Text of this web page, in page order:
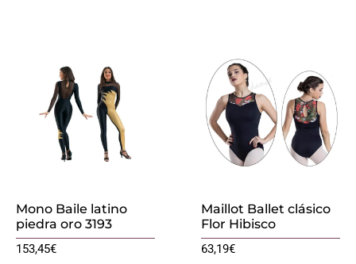
Mono Baile latino
piedra oro 3193
153,45€
Maillot Ballet clásico
Flor Hibisco
63,19€